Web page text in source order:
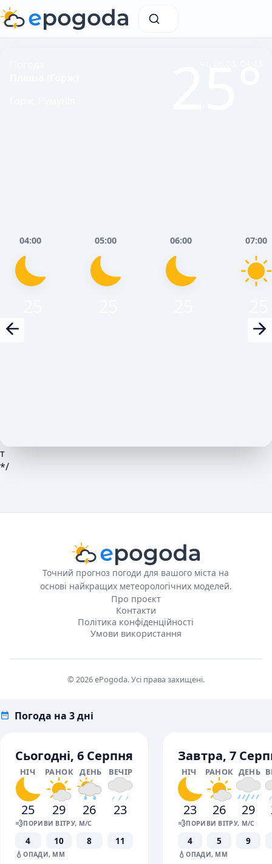
04:00 05:00 06:00 07:00
т
*/
Точний прогноз погоди для вашого міста на
основі найкращих метеорологічних моделей.
Про проєкт
Контакти
Політика конфіденційності
Умови використання
© 2026 ePogoda. Усі права захищені.
Погода на 3 дні
Сьогодні, 6 Серпня
НІЧ РАНОК ДЕНЬ ВЕЧІР
25 29 26 23
💨ПОРИВИ ВІТРУ, М/С
4 10 8 11
💧ОПАДИ, ММ
Завтра, 7
НІЧ РАНОК ДЕНЬ
23 26 29
💨ПОРИВИ ВІТРУ, М/С
4 5 9
💧ОПАДИ, ММ